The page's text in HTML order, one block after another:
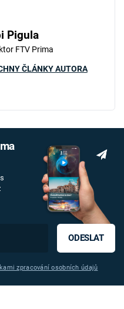
Pigula
FTV Prima
ČLÁNKY AUTORA
ODESLAT
zpracování osobních údajů